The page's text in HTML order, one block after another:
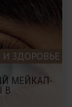
И ЗДОРОВЬЕ
МЕЙКАП-
В